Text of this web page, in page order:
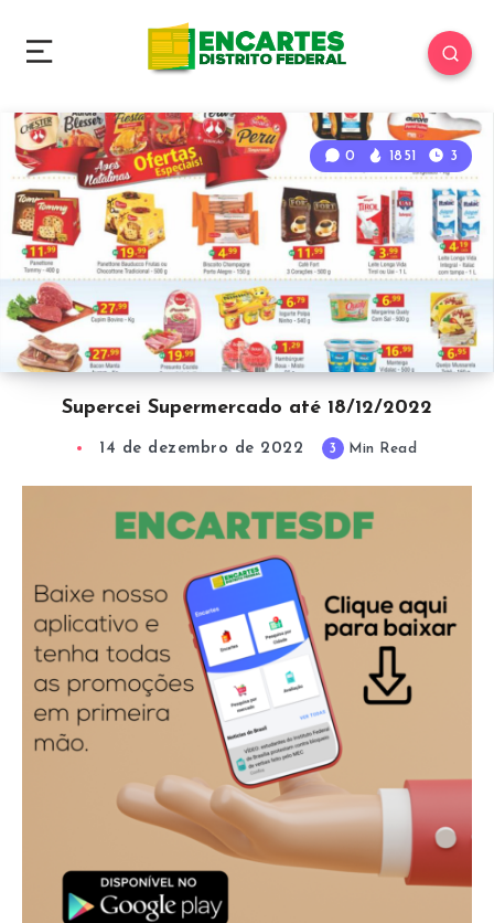
0 1851 3
Supercei Supermercado até 18/12/2022
14 de dezembro de 2022 3 Min Read